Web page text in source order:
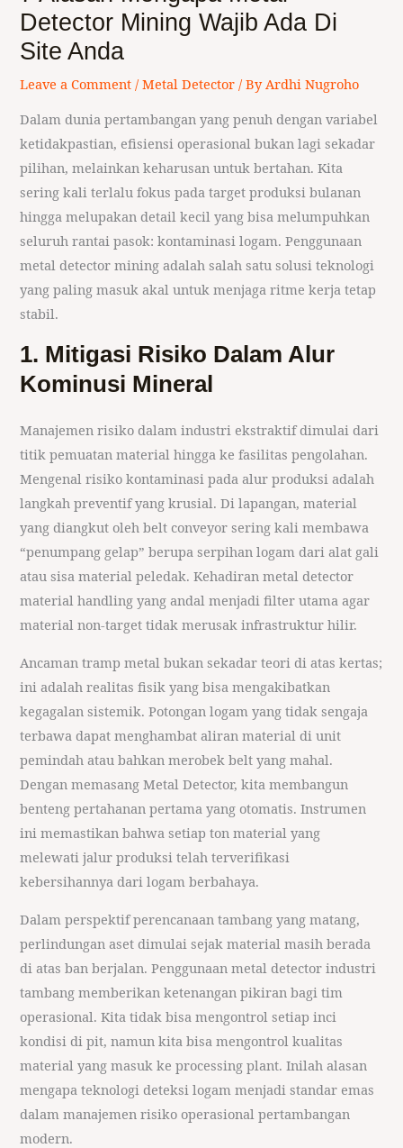
Detector Mining Wajib Ada Di
Site Anda
Leave a Comment /Metal Detector / ByArdhi Nugroho
Dalam dunia pertambangan yang penuh dengan variabel
ketidakpastian, efisiensi operasional bukan lagi sekadar
pilihan, melainkan keharusan untuk bertahan. Kita
sering kali terlalu fokus pada target produksi bulanan
hingga melupakan detail kecil yang bisa melumpuhkan
seluruh rantai pasok: kontaminasi logam. Penggunaan
metal detector mining adalah salah satu solusi teknologi
yang paling masuk akal untuk menjaga ritme kerja tetap
stabil.
1. Mitigasi Risiko Dalam Alur
Kominusi Mineral
Manajemen risiko dalam industri ekstraktif dimulai dari
titik pemuatan material hingga ke fasilitas pengolahan.
Mengenal risiko kontaminasi pada alur produksi adalah
langkah preventif yang krusial. Di lapangan, material
yang diangkut oleh belt conveyor sering kali membawa
“penumpang gelap” berupa serpihan logam dari alat gali
atau sisa material peledak. Kehadiran metal detector
material handling yang andal menjadi filter utama agar
material non-target tidak merusak infrastruktur hilir.
Ancaman tramp metal bukan sekadar teori di atas kertas;
ini adalah realitas fisik yang bisa mengakibatkan
kegagalan sistemik. Potongan logam yang tidak sengaja
terbawa dapat menghambat aliran material di unit
pemindah atau bahkan merobek belt yang mahal.
Dengan memasang Metal Detector, kita membangun
benteng pertahanan pertama yang otomatis. Instrumen
ini memastikan bahwa setiap ton material yang
melewati jalur produksi telah terverifikasi
kebersihannya dari logam berbahaya.
Dalam perspektif perencanaan tambang yang matang,
perlindungan aset dimulai sejak material masih berada
di atas ban berjalan. Penggunaan metal detector industri
tambang memberikan ketenangan pikiran bagi tim
operasional. Kita tidak bisa mengontrol setiap inci
kondisi di pit, namun kita bisa mengontrol kualitas
material yang masuk ke processing plant. Inilah alasan
mengapa teknologi deteksi logam menjadi standar emas
dalam manajemen risiko operasional pertambangan
modern.